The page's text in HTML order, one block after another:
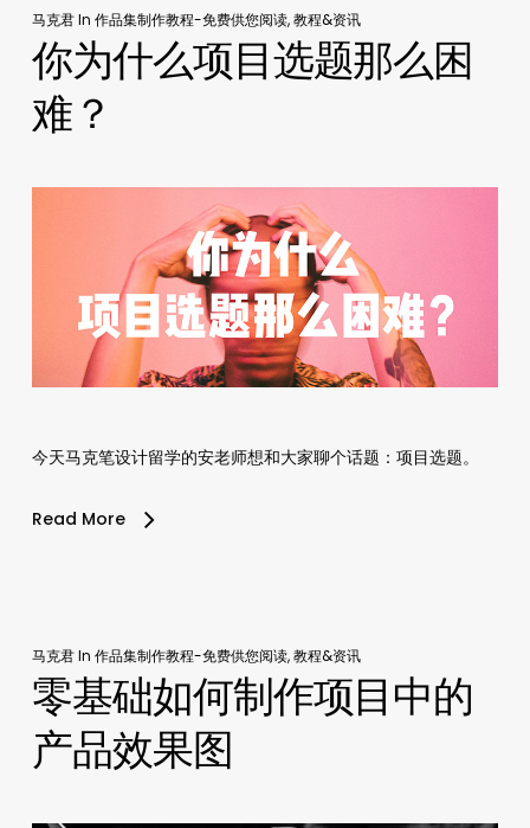
马克君In 作品集制作教程-免费供您阅读,教程&资讯
你为什么项目选题那么困
难？
今天马克笔设计留学的安老师想和大家聊个话题：项目选题。
Read More
马克君In 作品集制作教程-免费供您阅读,教程&资讯
零基础如何制作项目中的
产品效果图